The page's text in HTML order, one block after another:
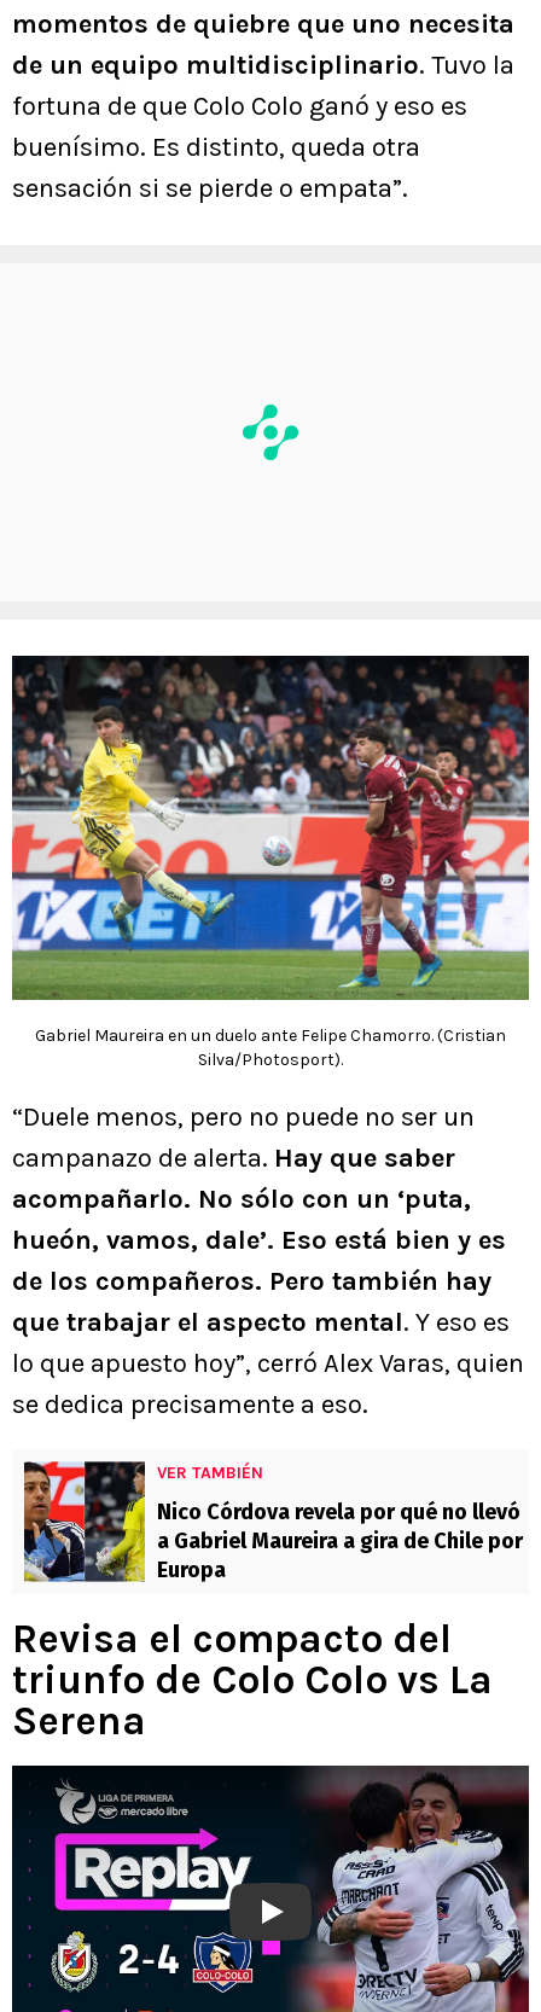
momentos de quiebre que uno necesita
de un equipo multidisciplinario. Tuvo la
fortuna de que Colo Colo ganó y eso es
buenísimo. Es distinto, queda otra
sensación si se pierde o empata”.
Gabriel Maureira en un duelo ante Felipe Chamorro. (Cristian
Silva/Photosport).
“Duele menos, pero no puede no ser un
campanazo de alerta. Hay que saber
acompañarlo. No sólo con un ‘puta,
hueón, vamos, dale’. Eso está bien y es
de los compañeros. Pero también hay
que trabajar el aspecto mental. Y eso es
lo que apuesto hoy”, cerró Alex Varas, quien
se dedica precisamente a eso.
VER TAMBIÉN
Nico Córdova revela por qué no llevó
a Gabriel Maureira a gira de Chile por
Europa
Revisa el compacto del
triunfo de Colo Colo vs La
Serena
Play